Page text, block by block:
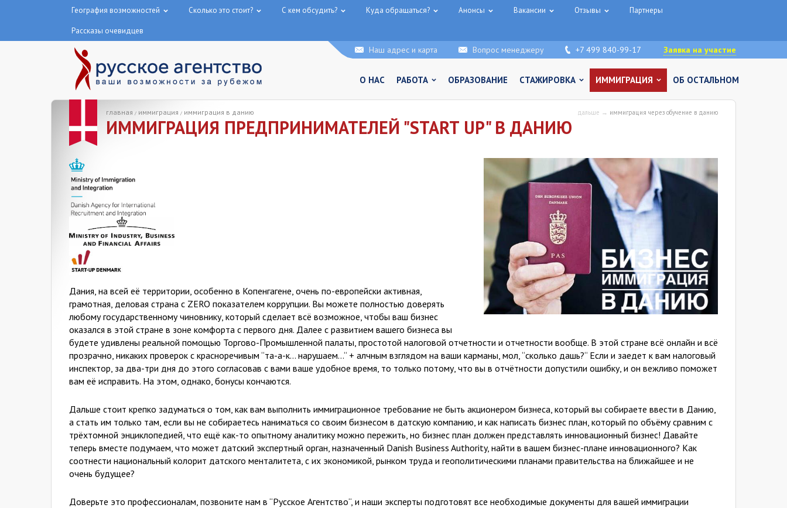
География возможностей Сколько это стоит? С кем обсудить? Куда обращаться? Анонсы Вакансии Отзывы Партнеры
Рассказы очевидцев
Заявка на участие
+7 499 840-99-17
Вопрос менеджеру
Наш адрес и карта
О НАС РАБОТА ОБРАЗОВАНИЕ СТАЖИРОВКА ИММИГРАЦИЯ ОБ ОСТАЛЬНОМ
дальше → иммиграция через обучение в данию
главная / иммиграция / иммиграция в данию
ИММИГРАЦИЯ ПРЕДПРИНИМАТЕЛЕЙ "START UP" В ДАНИЮ
Дания, на всей её территории, особенно в Копенгагене, очень по-европейски активная,
грамотная, деловая страна с ZERO показателем коррупции. Вы можете полностью доверять
любому государственному чиновнику, который сделает всё возможное, чтобы ваш бизнес
оказался в этой стране в зоне комфорта с первого дня. Далее с развитием вашего бизнеса вы
будете удивлены реальной помощью Торгово-Промышленной палаты, простотой налоговой отчетности и отчетности вообще. В этой стране всё онлайн и всё
прозрачно, никаких проверок с красноречивым “та-а-к… нарушаем…“ + алчным взглядом на ваши карманы, мол, “сколько дашь?“ Если и заедет к вам налоговый
инспектор, за два-три дня до этого согласовав с вами ваше удобное время, то только потому, что вы в отчётности допустили ошибку, и он вежливо поможет
вам её исправить. На этом, однако, бонусы кончаются.
Дальше стоит крепко задуматься о том, как вам выполнить иммиграционное требование не быть акционером бизнеса, который вы собираете ввести в Данию,
а стать им только там, если вы не собираетесь наниматься со своим бизнесом в датскую компанию, и как написать бизнес план, который по объёму сравним с
трёхтомной энциклопедией, что ещё как-то опытному аналитику можно пережить, но бизнес план должен представлять инновационный бизнес! Давайте
теперь вместе подумаем, что может датский экспертный орган, назначенный Danish Business Authority, найти в вашем бизнес-плане инновационного? Как
соотнести национальный колорит датского менталитета, с их экономикой, рынком труда и геополитическими планами правительства на ближайшее и не
очень будущее?
Доверьте это профессионалам, позвоните нам в “Русское Агентство“, и наши эксперты подготовят все необходимые документы для вашей иммиграции